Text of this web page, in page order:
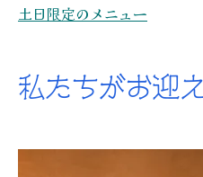
土日限定のメニュー
私たちがお迎